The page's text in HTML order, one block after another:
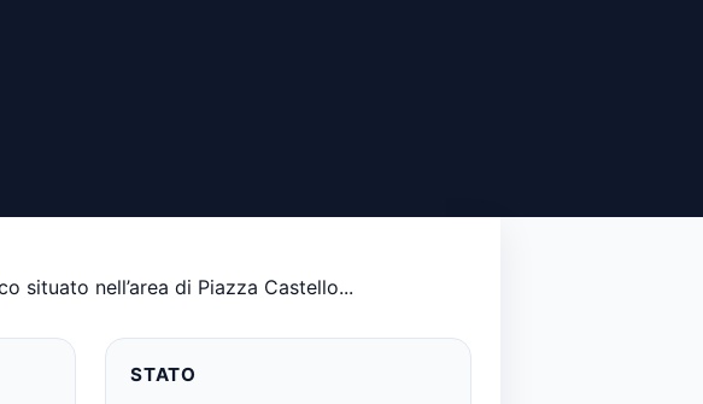
situato nell’area di Piazza Castello...
STATO